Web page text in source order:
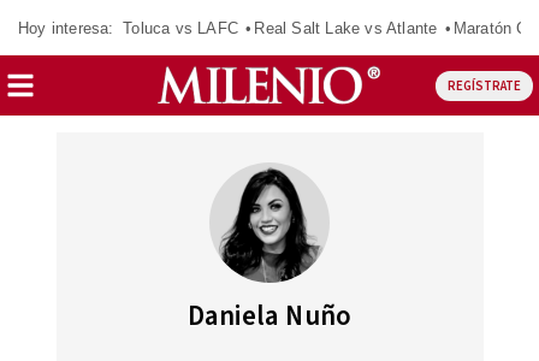
Hoy interesa: Toluca vs LAFC Real Salt Lake vs Atlante Maratón
REGÍSTRATE
Daniela Nuño